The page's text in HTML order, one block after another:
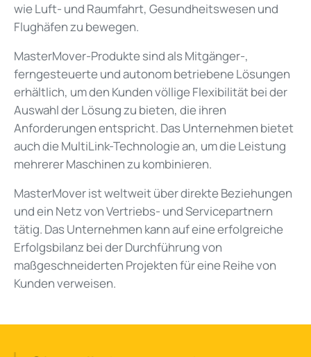
wie Luft- und Raumfahrt, Gesundheitswesen und
Flughäfen zu bewegen.
MasterMover-Produkte sind als Mitgänger-,
ferngesteuerte und autonom betriebene Lösungen
erhältlich, um den Kunden völlige Flexibilität bei der
Auswahl der Lösung zu bieten, die ihren
Anforderungen entspricht. Das Unternehmen bietet
auch die MultiLink-Technologie an, um die Leistung
mehrerer Maschinen zu kombinieren.
MasterMover ist weltweit über direkte Beziehungen
und ein Netz von Vertriebs- und Servicepartnern
tätig. Das Unternehmen kann auf eine erfolgreiche
Erfolgsbilanz bei der Durchführung von
maßgeschneiderten Projekten für eine Reihe von
Kunden verweisen.